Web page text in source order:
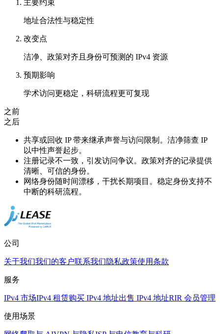
主要约束
地址合法性与稳定性
改变点
洁净、政策对齐且身份可预测的 IPv4 资源
预期影响
学术访问更稳定，科研流程更可复现
之前
之后
共享或回收 IP 带来继承声誉与访问限制。 洁净筛查 IP
以中性声誉起步。
注册记录不一致，引发访问争议。 政策对齐的记录提供
清晰、可信的身份。
网络身份随时间漂移，干扰长期项目。 稳定身份支持不
中断的科研流程。
公司
关于我们我们的客户联系我们隐私政策使用条款
服务
IPv4 市场IPv4 租赁购买 IPv4 地址出售 IPv4 地址RIR 会员管理
使用场景